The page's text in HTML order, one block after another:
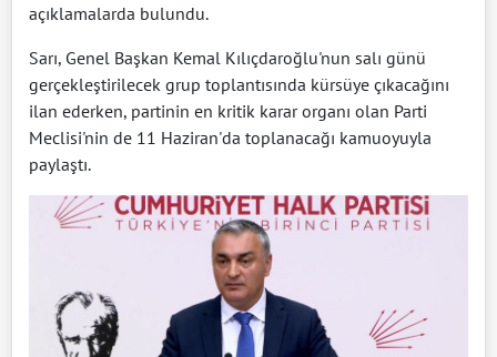
açıklamalarda bulundu.
Sarı, Genel Başkan Kemal Kılıçdaroğlu'nun salı günü
gerçekleştirilecek grup toplantısında kürsüye çıkacağını
ilan ederken, partinin en kritik karar organı olan Parti
Meclisi'nin de 11 Haziran'da toplanacağı kamuoyuyla
paylaştı.